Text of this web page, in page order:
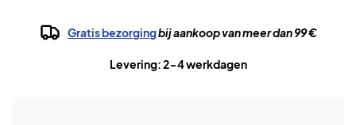
Gratis bezorgingbij aankoop van meer dan 99 €
Levering: 2-4 werkdagen